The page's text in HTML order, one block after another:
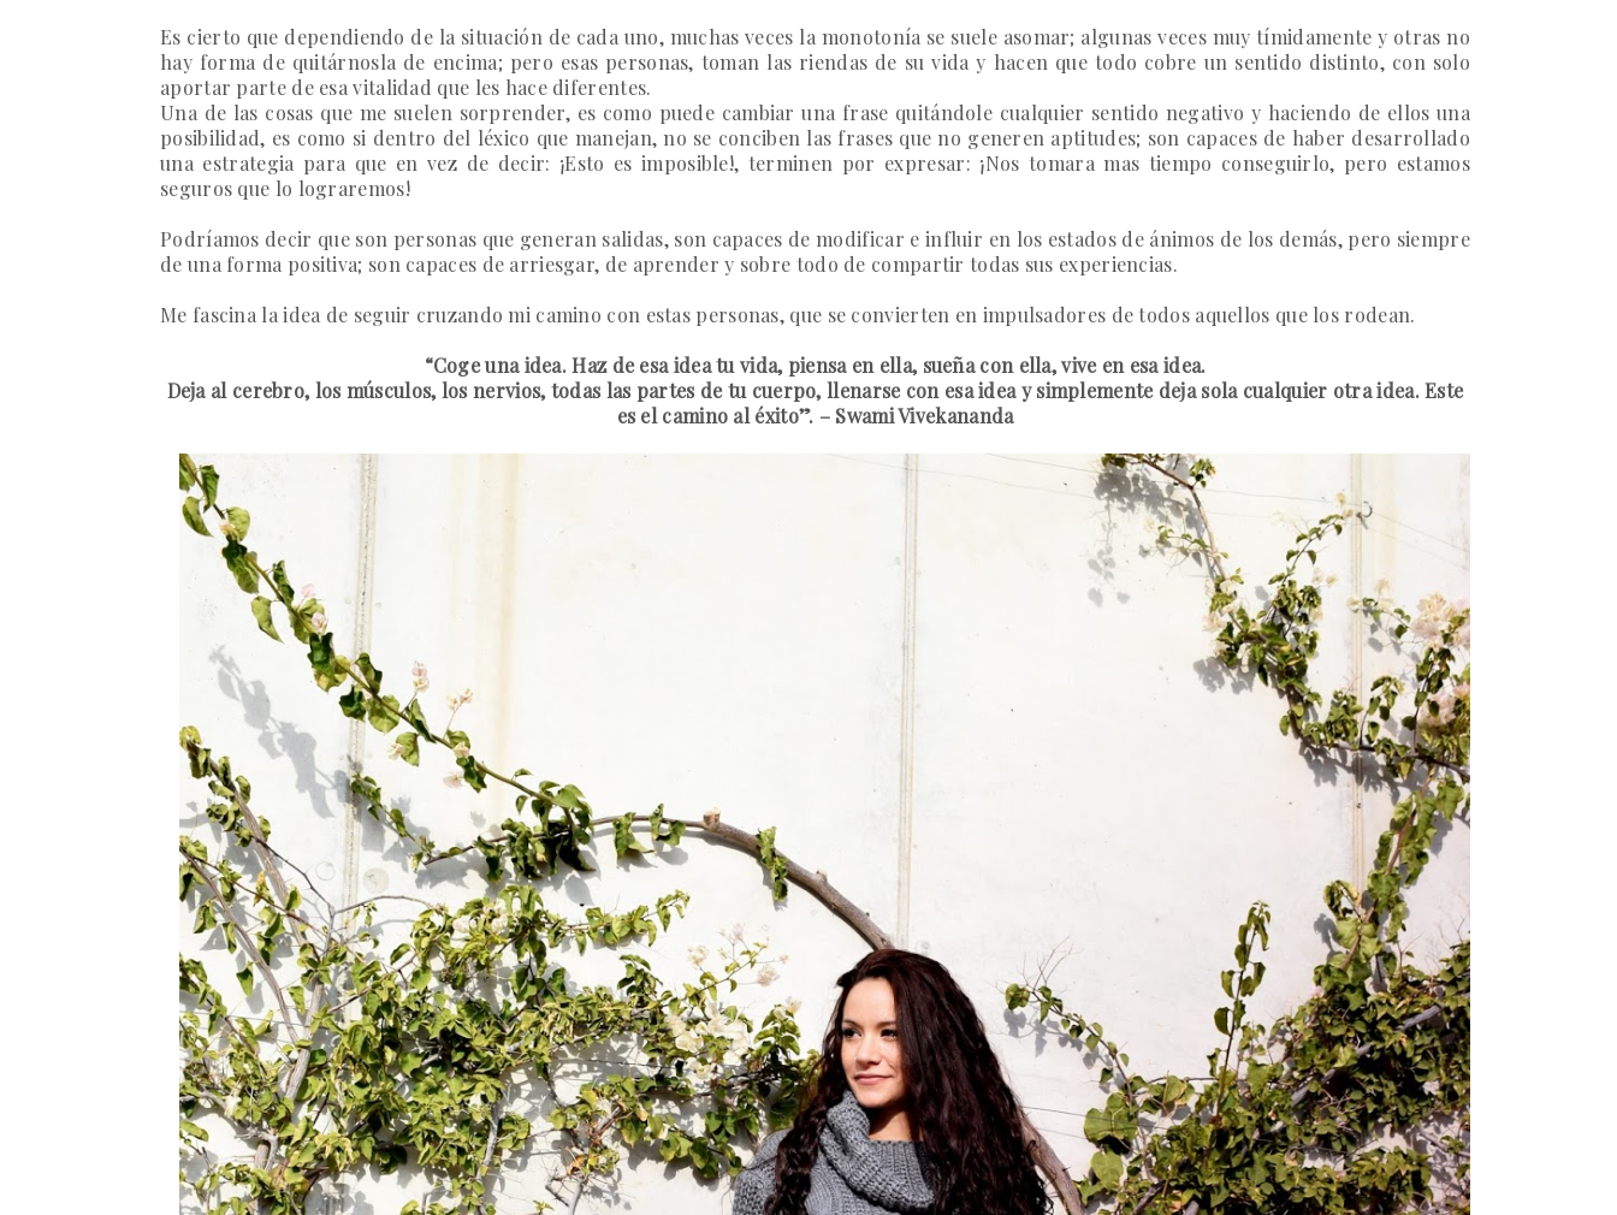
Es cierto que dependiendo de la situación de cada uno, muchas veces la monotonía se suele asomar; algunas veces muy tímidamente y otras no
hay forma de quitárnosla de encima; pero esas personas, toman las riendas de su vida y hacen que todo cobre un sentido distinto, con solo
aportar parte de esa vitalidad que les hace diferentes.
Una de las cosas que me suelen sorprender, es como puede cambiar una frase quitándole cualquier sentido negativo y haciendo de ellos una
posibilidad, es como si dentro del léxico que manejan, no se conciben las frases que no generen aptitudes; son capaces de haber desarrollado
una estrategia para que en vez de decir: ¡Esto es imposible!, terminen por expresar: ¡Nos tomara mas tiempo conseguirlo, pero estamos
seguros que lo lograremos!
Podríamos decir que son personas que generan salidas, son capaces de modificar e influir en los estados de ánimos de los demás, pero siempre
de una forma positiva; son capaces de arriesgar, de aprender y sobre todo de compartir todas sus experiencias.
Me fascina la idea de seguir cruzando mi camino con estas personas, que se convierten en impulsadores de todos aquellos que los rodean.
“Coge una idea. Haz de esa idea tu vida, piensa en ella, sueña con ella, vive en esa idea.
Deja al cerebro, los músculos, los nervios, todas las partes de tu cuerpo, llenarse con esa idea y simplemente deja sola cualquier otra idea. Este
es el camino al éxito”. – Swami Vivekananda